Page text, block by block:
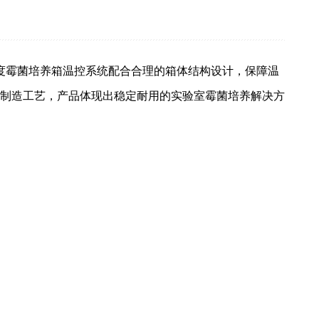
菌培养箱温控系统配合合理的箱体结构设计，保障温
造工艺，产品体现出稳定耐用的实验室霉菌培养解决方